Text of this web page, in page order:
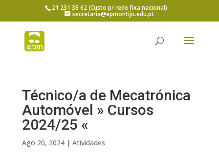
21 231 38 62 (Custo p/ rede fixa nacional)
secretaria@epmontijo.edu.pt
Técnico/a de Mecatrónica
Automóvel » Cursos
2024/25 «
Ago 20, 2024| Atividades